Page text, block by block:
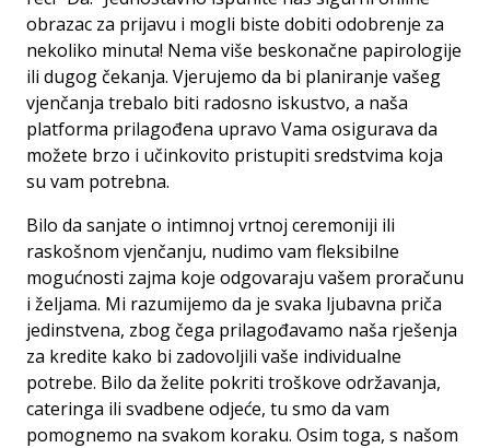
obrazac za prijavu i mogli biste dobiti odobrenje za
nekoliko minuta! Nema više beskonačne papirologije
ili dugog čekanja. Vjerujemo da bi planiranje vašeg
vjenčanja trebalo biti radosno iskustvo, a naša
platforma prilagođena upravo Vama osigurava da
možete brzo i učinkovito pristupiti sredstvima koja
su vam potrebna.
Bilo da sanjate o intimnoj vrtnoj ceremoniji ili
raskošnom vjenčanju, nudimo vam fleksibilne
mogućnosti zajma koje odgovaraju vašem proračunu
i željama. Mi razumijemo da je svaka ljubavna priča
jedinstvena, zbog čega prilagođavamo naša rješenja
za kredite kako bi zadovoljili vaše individualne
potrebe. Bilo da želite pokriti troškove održavanja,
cateringa ili svadbene odjeće, tu smo da vam
pomognemo na svakom koraku. Osim toga, s našom